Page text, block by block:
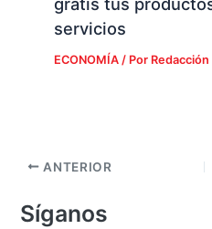
servicios
ECONOMÍA/ Por Redacción
ANTERIOR
Síganos